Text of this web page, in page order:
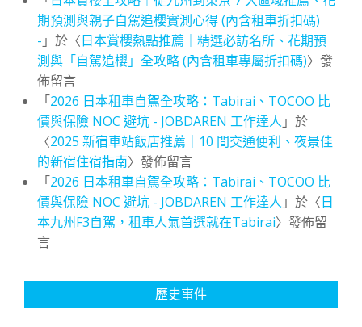
期預測與親子自駕追櫻實測心得 (內含租車折扣碼)
- 」於〈日本賞櫻熱點推薦｜精選必訪名所、花期預
測與「自駕追櫻」全攻略 (內含租車專屬折扣碼)〉發
佈留言
「2026 日本租車自駕全攻略：Tabirai、TOCOO 比
價與保險 NOC 避坑 - JOBDAREN 工作達人 」於
〈2025 新宿車站飯店推薦｜10 間交通便利、夜景佳
的新宿住宿指南〉發佈留言
「2026 日本租車自駕全攻略：Tabirai、TOCOO 比
價與保險 NOC 避坑 - JOBDAREN 工作達人 」於〈日
本九州F3自駕，租車人氣首選就在Tabirai〉發佈留
言
歷史事件